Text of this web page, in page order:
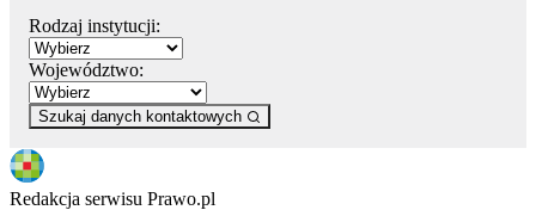
Rodzaj instytucji:
Województwo:
Szukaj danych kontaktowych
Redakcja serwisu Prawo.pl